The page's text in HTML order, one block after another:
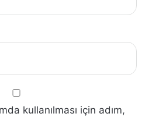
kullanılması için adım,